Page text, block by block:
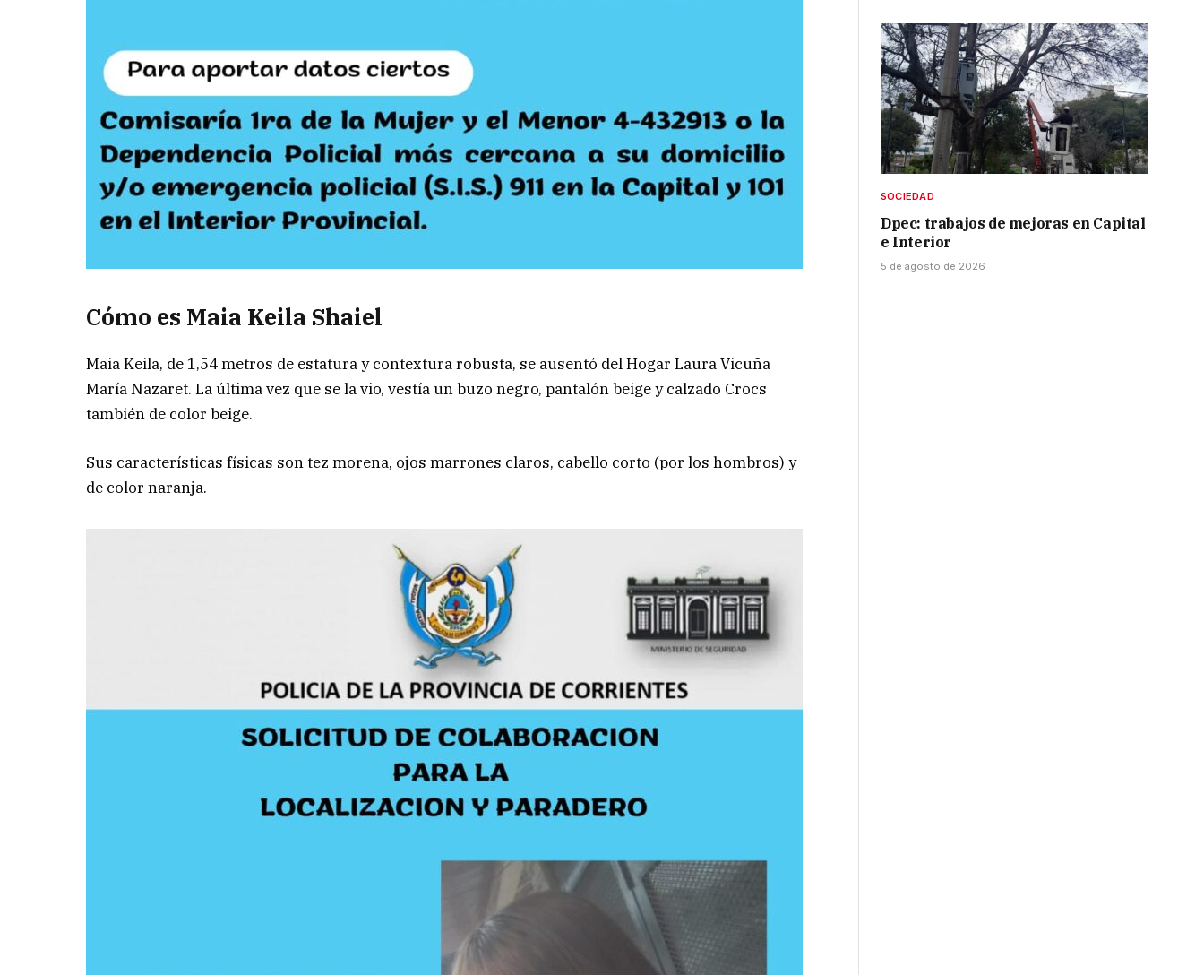
Cómo es Maia Keila Shaiel
Maia Keila, de 1,54 metros de estatura y contextura robusta, se ausentó del Hogar Laura Vicuña
María Nazaret. La última vez que se la vio, vestía un buzo negro, pantalón beige y calzado Crocs
también de color beige.
Sus características físicas son tez morena, ojos marrones claros, cabello corto (por los hombros) y
de color naranja.
SOCIEDAD
Dpec: trabajos de mejoras en Capital
e Interior
5 de agosto de 2026